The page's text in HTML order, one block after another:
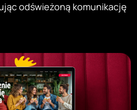
odświeżoną komunikację